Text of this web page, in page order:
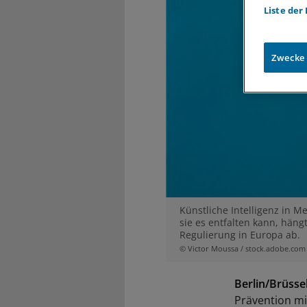
Künstliche Intelligenz in
sie es entfalten kann,
Regulierung in Europa ab.
© Victor Moussa / stock.adobe.com
Berlin/
Prävention
Liste